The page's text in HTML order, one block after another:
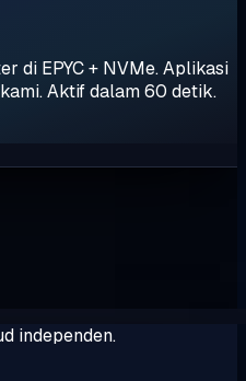
di EPYC + NVMe. Aplikasi
Aktif dalam 60 detik.
independen.